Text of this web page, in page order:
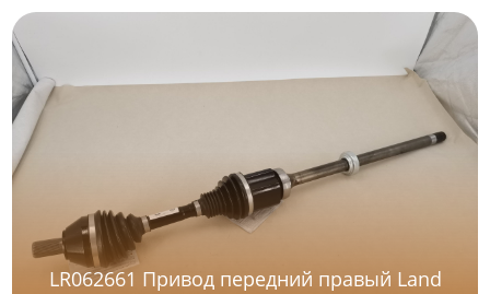
LR062661 Привод передний правый Land